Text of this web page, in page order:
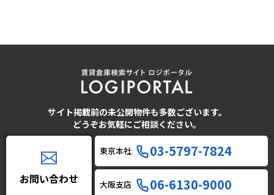
サイト掲載前の未公開物件も多数ございます。
どうぞお気軽にご相談ください。
お問い合わせ
東京本社 03-5797-7824
大阪支店 06-6130-9000